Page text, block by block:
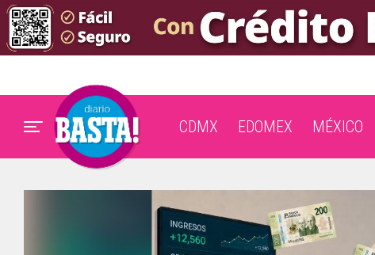
CDMX EDOMEX MÉXICO